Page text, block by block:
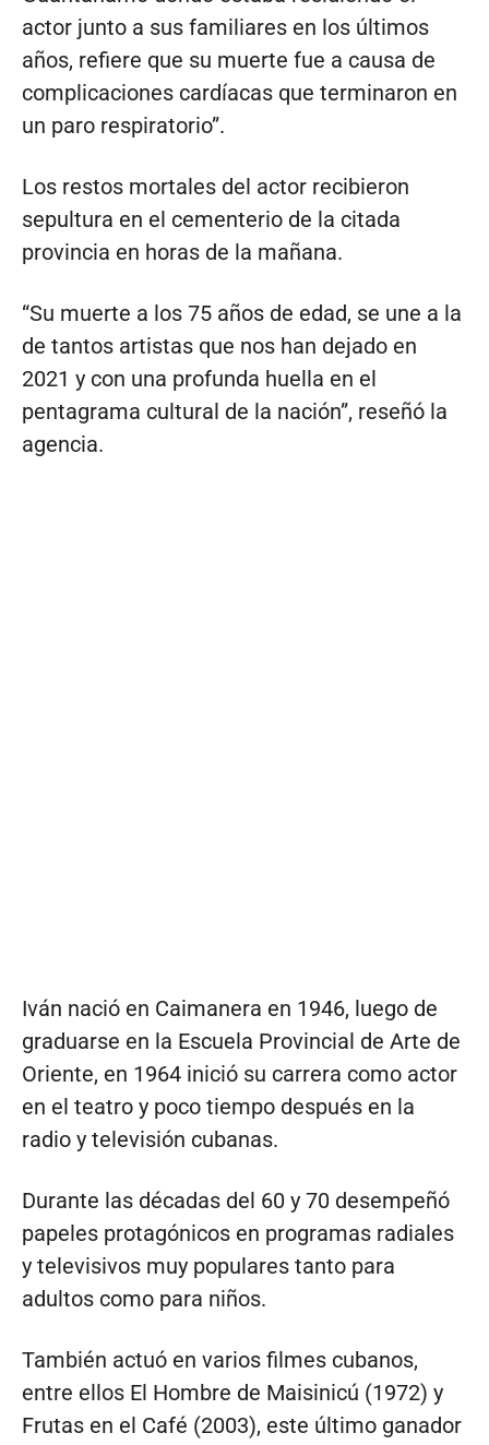
actor junto a sus familiares en los últimos
años, refiere que su muerte fue a causa de
complicaciones cardíacas que terminaron en
un paro respiratorio”.
Los restos mortales del actor recibieron
sepultura en el cementerio de la citada
provincia en horas de la mañana.
“Su muerte a los 75 años de edad, se une a la
de tantos artistas que nos han dejado en
2021 y con una profunda huella en el
pentagrama cultural de la nación”, reseñó la
agencia.
Iván nació en Caimanera en 1946, luego de
graduarse en la Escuela Provincial de Arte de
Oriente, en 1964 inició su carrera como actor
en el teatro y poco tiempo después en la
radio y televisión cubanas.
Durante las décadas del 60 y 70 desempeñó
papeles protagónicos en programas radiales
y televisivos muy populares tanto para
adultos como para niños.
También actuó en varios filmes cubanos,
entre ellos El Hombre de Maisinicú (1972) y
Frutas en el Café (2003), este último ganador